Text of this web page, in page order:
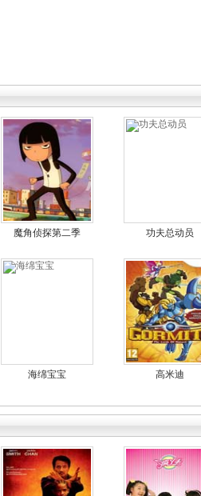
魔角侦探第二季 功夫总动员
海绵宝宝 高米迪